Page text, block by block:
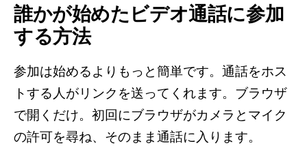
誰かが始めたビデオ通話に参加
する方法
参加は始めるよりもっと簡単です。通話をホス
トする人がリンクを送ってくれます。ブラウザ
で開くだけ。初回にブラウザがカメラとマイク
の許可を尋ね、そのまま通話に入ります。